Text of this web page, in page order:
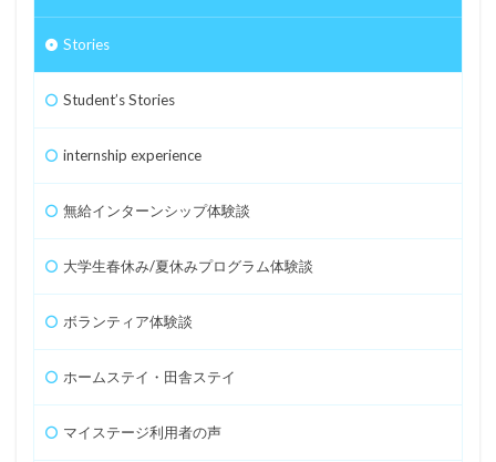
Stories
Student’s Stories
internship experience
無給インターンシップ体験談
大学生春休み/夏休みプログラム体験談
ボランティア体験談
ホームステイ・田舎ステイ
マイステージ利用者の声